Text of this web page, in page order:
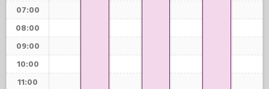
07:00
08:00
09:00
10:00
11:00